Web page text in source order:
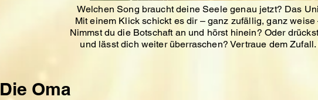
Welchen Song braucht deine Seele genau jetzt? Das
Mit einem Klick schickt es dir – ganz zufällig, ganz
Nimmst du die Botschaft an und hörst hinein? Oder
und lässt dich weiter überraschen?Vertraue dem Zufall.
Die Oma